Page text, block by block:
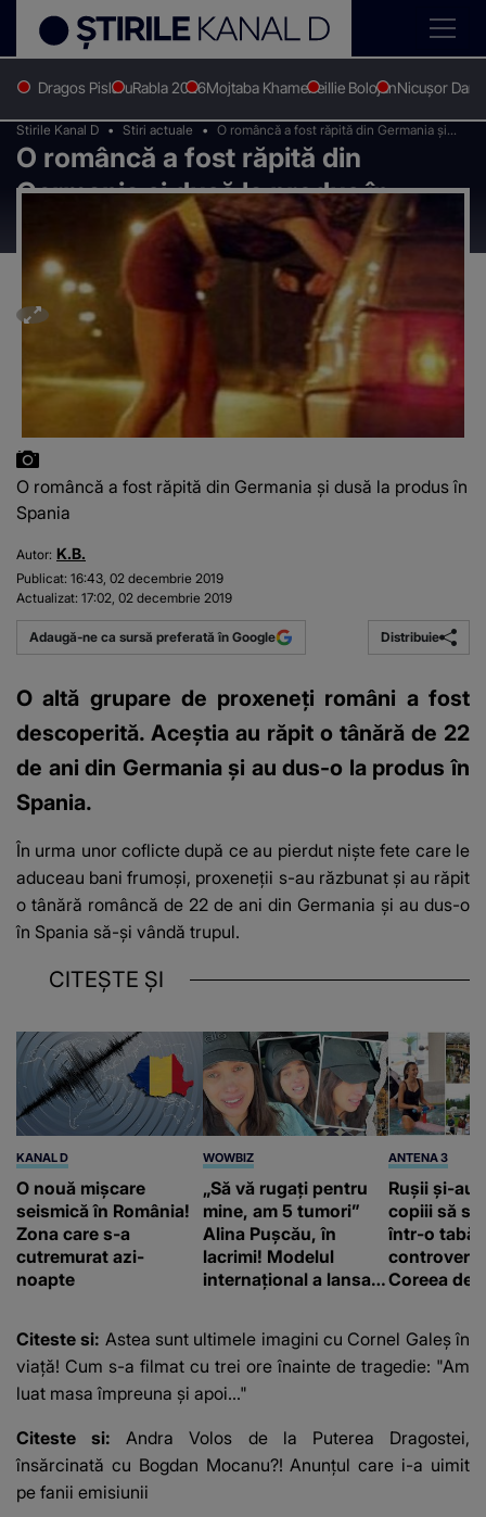
Dragos PislaruRabla 2026Mojtaba KhameneiIlie BolojanNicușor Dan
Stirile Kanal D Stiri actuale
O româncă a fost răpită din Germania și
dusă la produs în Spania
O româncă a fost răpită din
Germania și dusă la produs în
O româncă a fost răpită din Germania și dusă la produs în
Spania
Autor: K.B.
Publicat: 16:43, 02 decembrie 2019
Actualizat: 17:02, 02 decembrie 2019
Adaugă-ne ca sursă preferată în Google Distribuie
O altă grupare de proxeneți români a fost
descoperită. Aceștia au răpit o tânără de 22
de ani din Germania și au dus-o la produs în
Spania.
În urma unor coflicte după ce au pierdut niște fete care le
aduceau bani frumoși, proxeneții s-au răzbunat și au răpit
o tânără româncă de 22 de ani din Germania și au dus-o
în Spania să-și vândă trupul.
CITEȘTE ȘI
KANAL D
O nouă mișcare
seismică în România!
Zona care s-a
cutremurat azi-
noapte
WOWBIZ
„Să vă rugați pentru
mine, am 5 tumori”
Alina Pușcău, în
lacrimi! Modelul
internațional a lansat
o boală gravă
ANTENA 3
Rușii și-au
copiii să
într-o
Coreea de
Citeste si: Astea sunt ultimele imagini cu Cornel Galeș în
viață! Cum s-a filmat cu trei ore înainte de tragedie: "Am
luat masa împreuna și apoi..."
Citeste si:Andra Volos de la Puterea Dragostei,
însărcinată cu Bogdan Mocanu?! Anunțul care i-a uimit
pe fanii emisiunii